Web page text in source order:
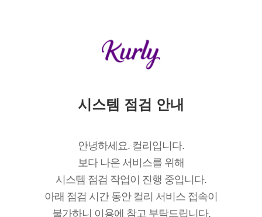
시스템 점검 안내
안녕하세요. 컬리입니다.
보다 나은 서비스를 위해
시스템 점검 작업이 진행 중입니다.
아래 점검 시간 동안 컬리 서비스 접속이
불가하니 이용에 참고 부탁드립니다.